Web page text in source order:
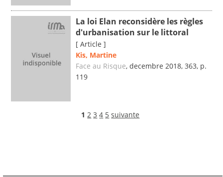
La loi Elan reconsidère les règles
d'urbanisation sur le littoral
[ Article ]
Kis, Martine
Face au Risque, decembre 2018, 363, p.
119
1 2 3 4 5 suivante